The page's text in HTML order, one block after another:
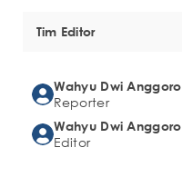
Tim Editor
Wahyu Dwi Anggoro
Reporter
Wahyu Dwi Anggoro
Editor